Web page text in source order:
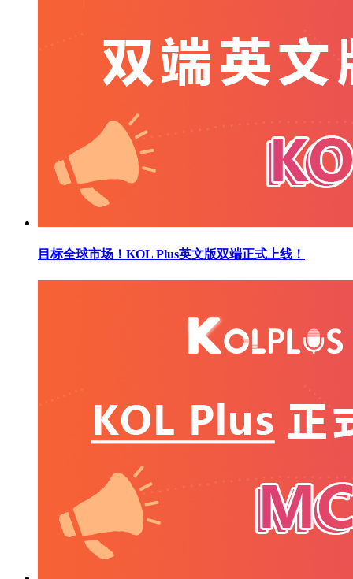
目标全球市场！KOL Plus英文版双端正式上线！